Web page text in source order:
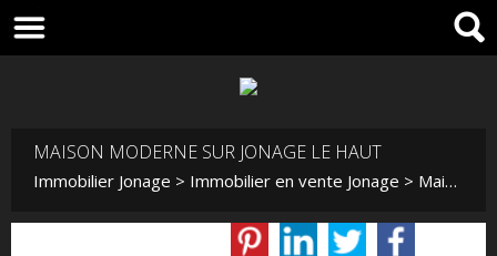
MAISON MODERNE SUR JONAGE LE HAUT
Immobilier Jonage > Immobilier en vente Jonage > Maison Contemporaine en vente Jonage